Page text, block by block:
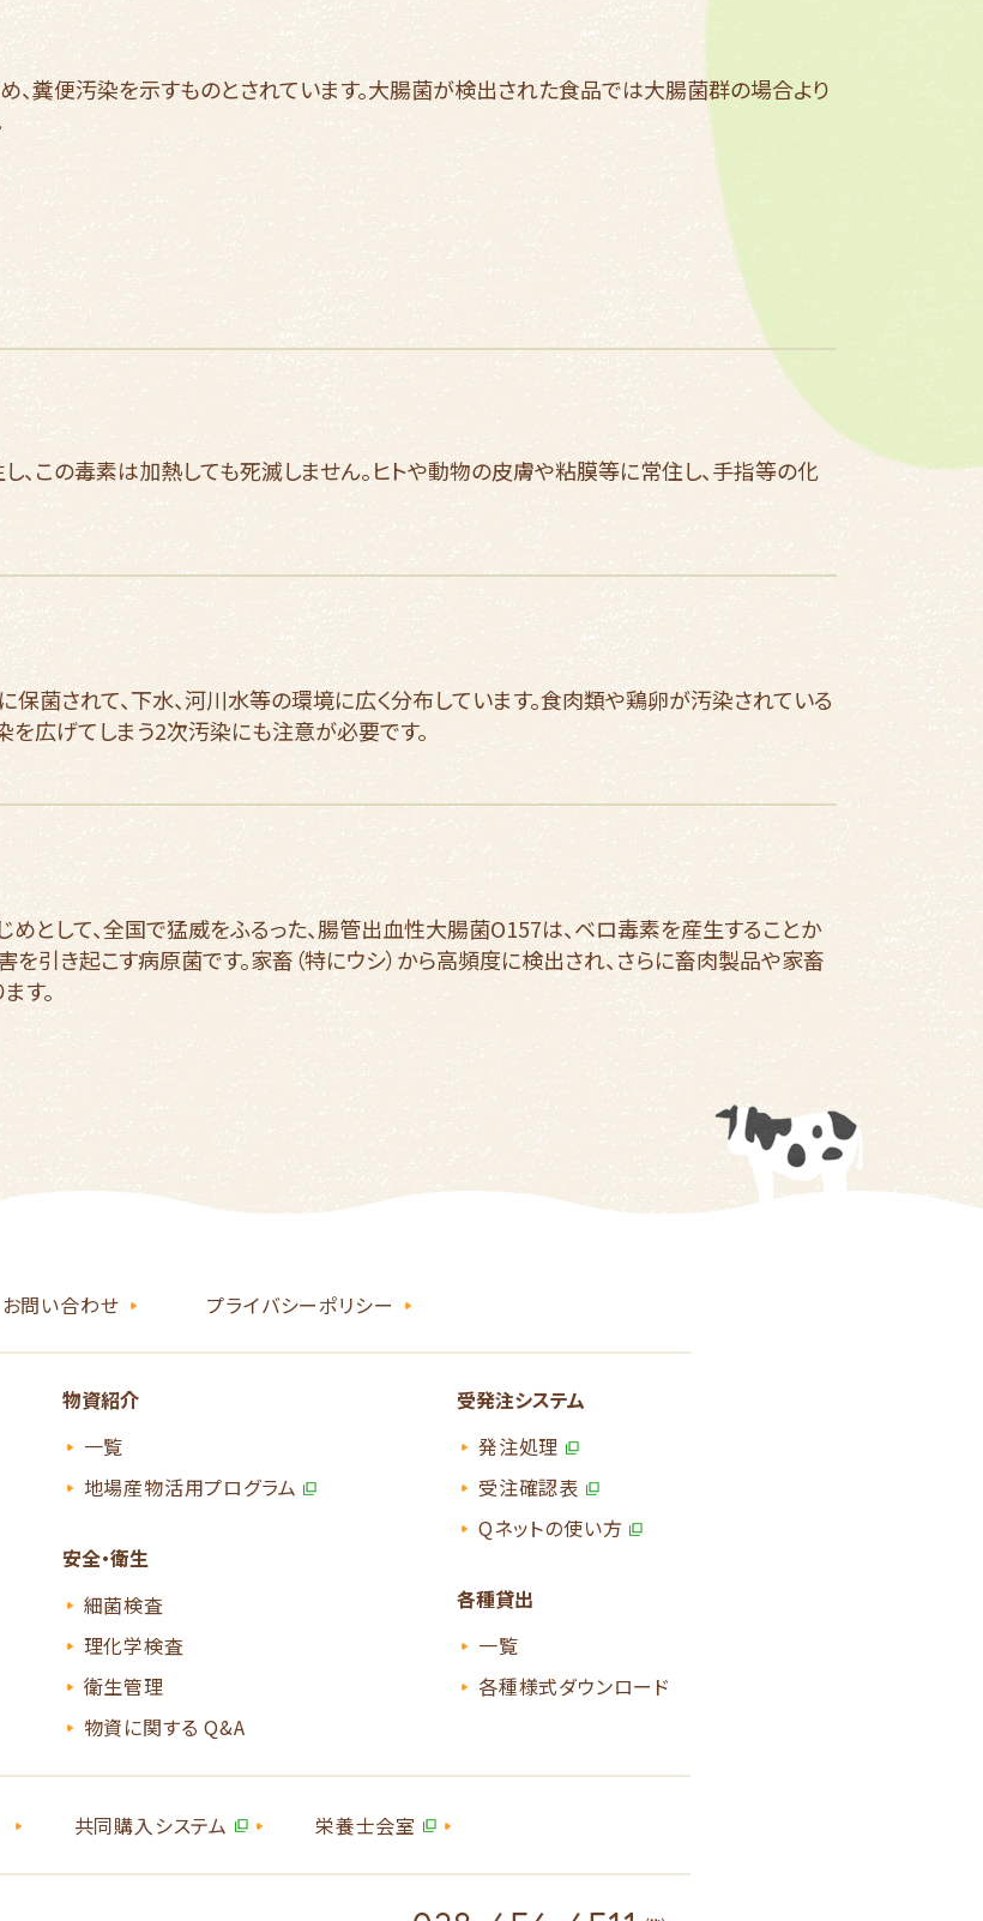
、糞便汚染を示すものとされています。大腸菌が検出された食品では大腸菌群の場合より
、この毒素は加熱しても死滅しません。ヒトや動物の皮膚や粘膜等に常住し、手指等の化
菌されて、下水、河川水等の環境に広く分布しています。食肉類や鶏卵が汚染されている
を広げてしまう2次汚染にも注意が必要です。
として、全国で猛威をふるった、腸管出血性大腸菌O157は、ベロ毒素を産生することか
引き起こす病原菌です。家畜（特にウシ）から高頻度に検出され、さらに畜肉製品や家畜
す。
お問い合わせ プライバシーポリシー
物資紹介
一覧
地場産物活用プログラム
安全・衛生
細菌検査
理化学検査
衛生管理
物資に関する Q&A
受発注システム
発注処理
受注確認表
Qネットの使い方
各種貸出
一覧
各種様式ダウンロード
共同購入システム 栄養士会室